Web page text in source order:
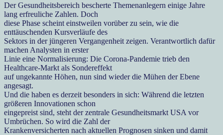
Der Gesundheitsbereich bescherte Themenanlegern einige Jahre
lang erfreuliche Zahlen. Doch
diese Phase scheint einstweilen vorüber zu sein, wie die
enttäuschenden Kursverläufe des
Sektors in der jüngeren Vergangenheit zeigen. Verantwortlich dafür
machen Analysten in erster
Linie eine Normalisierung: Die Corona-Pandemie trieb den
Healthcare-Markt als Sondereffekt
auf ungekannte Höhen, nun sind wieder die Mühen der Ebene
angesagt.
Und die haben es derzeit besonders in sich: Während die letzten
größeren Innovationen schon
eingepreist sind, steht der zentrale Gesundheitsmarkt USA vor
Umbrüchen. So wird die Zahl der
Krankenversicherten nach aktuellen Prognosen sinken und damit